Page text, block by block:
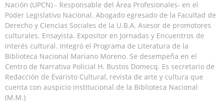
Nación (UPCN) - Responsable del Área Profesionales- en el
Poder Legislativo Nacional. Abogado egresado de la Facultad de
Derecho y Ciencias Sociales de la U.B.A. Asesor de promotores
culturales. Ensayista. Expositor en Jornadas y Encuentros de
interés cultural. Integró el Programa de Literatura de la
Biblioteca Nacional Mariano Moreno. Se desempeña en el
Centro de Narrativa Policial H. Bustos Domecq. Es secretario de
Redacción de Evaristo Cultural, revista de arte y cultura que
cuenta con auspicio institucional de la Biblioteca Nacional
(M.M.)